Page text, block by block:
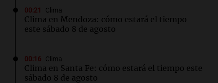
00:21 Clima
Clima en Mendoza: cómo estará el tiempo
este sábado 8 de agosto
00:16 Clima
Clima en Santa Fe: cómo estará el tiempo este
sábado 8 de agosto